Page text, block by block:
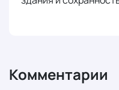
Комментарии